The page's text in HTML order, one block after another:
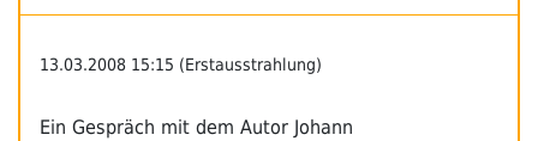
13.03.2008 15:15 (Erstausstrahlung)
Ein Gespräch mit dem Autor Johann